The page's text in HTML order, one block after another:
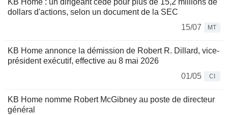
KB Home : un dirigeant cède pour plus de 15,2 millions de
dollars d'actions, selon un document de la SEC
15/07
MT
KB Home annonce la démission de Robert R. Dillard, vice-
président exécutif, effective au 8 mai 2026
01/05
CI
KB Home nomme Robert McGibney au poste de directeur
général